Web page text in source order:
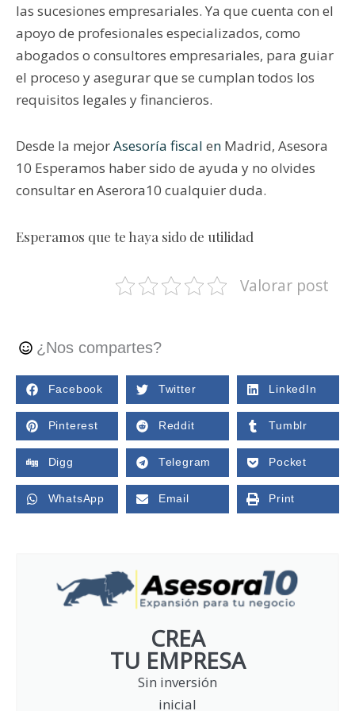
las sucesiones empresariales. Ya que cuenta con el
apoyo de profesionales especializados, como
abogados o consultores empresariales, para guiar
el proceso y asegurar que se cumplan todos los
requisitos legales y financieros.
Desde la mejorAsesoría fiscal en Madrid, Asesora
10 Esperamos haber sido de ayuda y no olvides
consultar en Aserora10 cualquier duda.
Esperamos que te haya sido de utilidad
Valorar post
¿Nos compartes?
Facebook Twitter LinkedIn
Pinterest Reddit Tumblr
Digg Telegram Pocket
WhatsApp Email Print
CREA
TU EMPRESA
Sin inversión
inicial